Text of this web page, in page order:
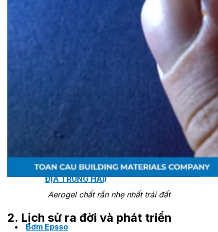
GỖ NHÂN TẠO NAM SOON
VÁN OSB (VÁN DĂM ĐỊNH HƯỚNG)
MÁI LÁ NHÂN TẠO CENTRO THATCH
MASTER COPPO (KIỂU DÁNG NGÓI
ĐỊA TRUNG HẢI)
Bơm Epsso
Aerogel chất rắn nhẹ nhất trái đất
2. Lịch sử ra đời và phát triển